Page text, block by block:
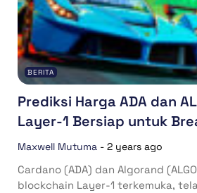
BERITA
Prediksi Harga ADA dan
Layer-1 Bersiap untuk
Maxwell Mutuma - 2 years ago
Cardano (ADA) dan Algorand
blockchain Layer-1 terkemuka,